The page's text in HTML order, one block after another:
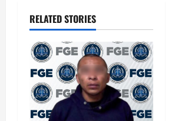
o
n
RELATED STORIES